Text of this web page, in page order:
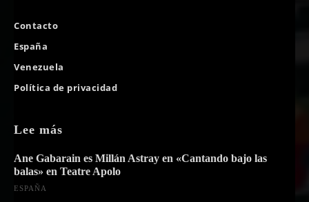
Contacto
España
Venezuela
Política de privacidad
Lee más
Ane Gabarain es Millán Astray en «Cantando bajo las
balas» en Teatre Apolo
ESPAÑA